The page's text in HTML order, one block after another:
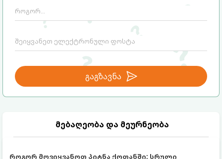
გაგზავნა
მებაღეობა და მეურნეობა
როგორ მოვიყვანოთ პიტნა ქოთანში: სრული
რეალური, მაგრამ ჯერ კიდევ უხილავი
საფრთხისგან შორს მივყავართ.